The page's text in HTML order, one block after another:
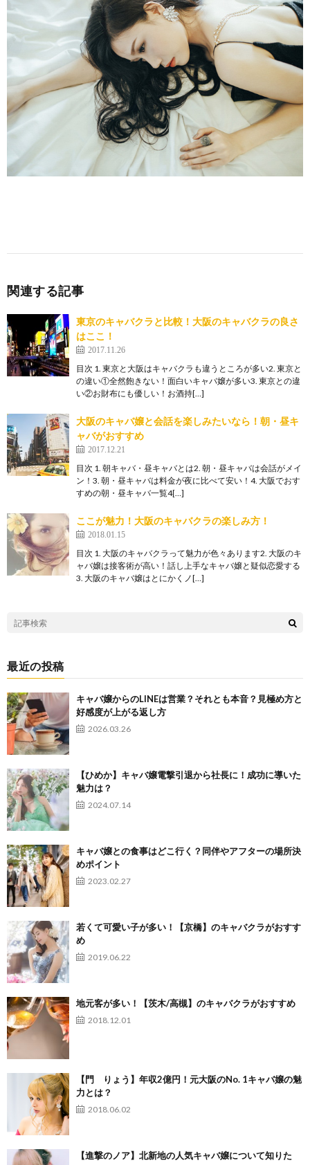
関連する記事
東京のキャバクラと比較！大阪のキャバクラの良さ
はここ！
2017.11.26
目次 1. 東京と大阪はキャバクラも違うところが多い2. 東京と
の違い①全然飽きない！面白いキャバ嬢が多い3. 東京との違
い②お財布にも優しい！お酒持[…]
大阪のキャバ嬢と会話を楽しみたいなら！朝・昼キ
ャバがおすすめ
2017.12.21
目次 1. 朝キャバ・昼キャバとは2. 朝・昼キャバは会話がメイ
ン！3. 朝・昼キャバは料金が夜に比べて安い！4. 大阪でおす
すめの朝・昼キャバ一覧4[…]
ここが魅力！大阪のキャバクラの楽しみ方！
2018.01.15
目次 1. 大阪のキャバクラって魅力が色々あります2. 大阪のキ
ャバ嬢は接客術が高い！話し上手なキャバ嬢と疑似恋愛する
3. 大阪のキャバ嬢はとにかくノ[…]
最近の投稿
キャバ嬢からのLINEは営業？それとも本音？見極め方と
好感度が上がる返し方
2026.03.26
【ひめか】キャバ嬢電撃引退から社長に！成功に導いた
魅力は？
2024.07.14
キャバ嬢との食事はどこ行く？同伴やアフターの場所決
めポイント
2023.02.27
若くて可愛い子が多い！【京橋】のキャバクラがおすす
め
2019.06.22
地元客が多い！【茨木/高槻】のキャバクラがおすすめ
2018.12.01
【門 りょう】年収2億円！元大阪のNo. 1キャバ嬢の魅
力とは？
2018.06.02
【進撃のノア】北新地の人気キャバ嬢について知りた